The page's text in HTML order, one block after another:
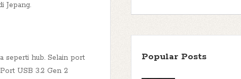
Jepang.
seperti hub. Selain port
USB 3.2 Gen 2
Popular Posts